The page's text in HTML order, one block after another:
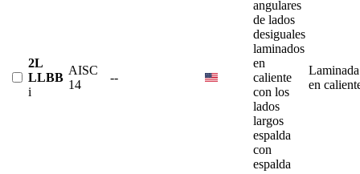
2L
LLBB
i
AISC
14
--
angulares
de lados
desiguales
laminados
en
caliente
con los
lados
largos
espalda
con
espalda
Laminada
en